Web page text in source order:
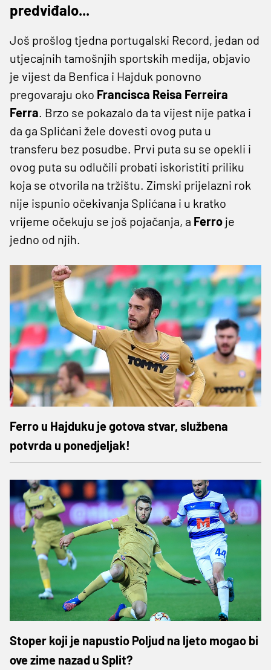
predviđalo...
Još prošlog tjedna portugalski Record, jedan od
utjecajnih tamošnjih sportskih medija, objavio
je vijest da Benfica i Hajduk ponovno
pregovaraju oko Francisca Reisa Ferreira
Ferra. Brzo se pokazalo da ta vijest nije patka i
da ga Splićani žele dovesti ovog puta u
transferu bez posudbe. Prvi puta su se opekli i
ovog puta su odlučili probati iskoristiti priliku
koja se otvorila na tržištu. Zimski prijelazni rok
nije ispunio očekivanja Splićana i u kratko
vrijeme očekuju se još pojačanja, a Ferro je
jedno od njih.
Ferro u Hajduku je gotova stvar, službena
potvrda u ponedjeljak!
Stoper koji je napustio Poljud na ljeto mogao bi
ove zime nazad u Split?